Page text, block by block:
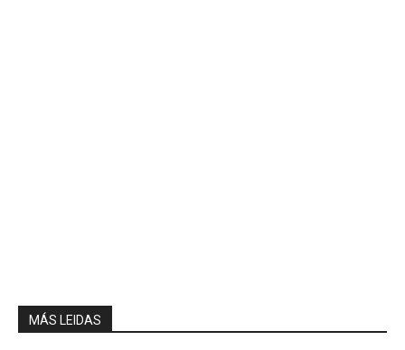
MÁS LEIDAS